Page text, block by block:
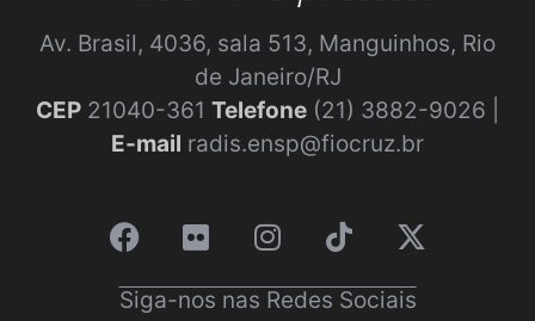
Av. Brasil, 4036, sala 513, Manguinhos, Rio
de Janeiro/RJ
CEP 21040-361 Telefone (21) 3882-9026 |
E-mail radis.ensp@fiocruz.br
Siga-nos nas Redes Sociais